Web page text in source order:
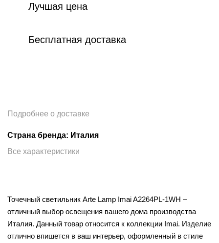
Лучшая цена
Бесплатная доставка
Подробнее о доставке
Страна бренда: Италия
Все характеристики
Точечный светильник Arte Lamp Imai A2264PL-1WH –
отличный выбор освещения вашего дома производства
Италия. Данный товар относится к коллекции Imai. Изделие
отлично впишется в ваш интерьер, оформленный в стиле